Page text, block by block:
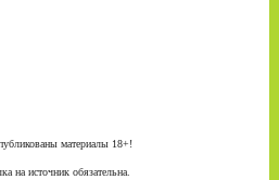
материалы 18+!
на источник обязательна.